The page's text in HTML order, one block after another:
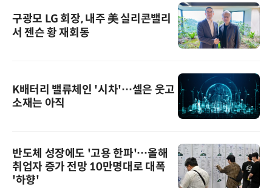
구광모 LG 회장, 내주 美 실리콘밸리
서 젠슨 황 재회동
K배터리 밸류체인 '시차'…셀은 웃고
소재는 아직
반도체 성장에도 '고용 한파'…올해
취업자 증가 전망 10만명대로 대폭
'하향'